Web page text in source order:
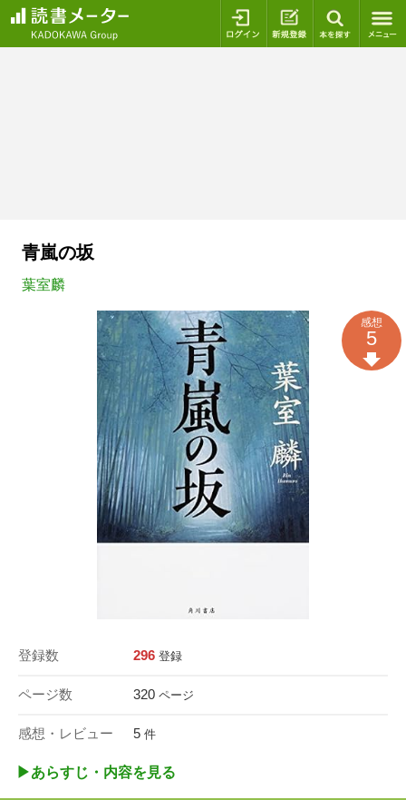
ログイン 新規登録
青嵐の坂
葉室麟
登録数 296 登録
ページ数 320 ページ
感想・レビュー 5 件
感想
5
▶︎あらすじ・内容を見る